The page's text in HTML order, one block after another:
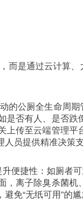
而是通过云计算
的公厕全生命周
是否有人、是否
上传至云端管理
员提供精准决策
便捷性：如厕者
，离子除臭杀菌
免“无纸可用”的尴